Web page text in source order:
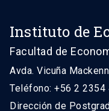
Instituto de
Facultad de
Avda. Vicuña
Teléfono: +56 2 2354
Dirección de